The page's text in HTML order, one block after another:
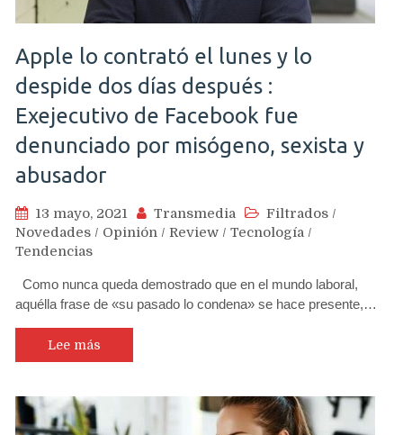
Apple lo contrató el lunes y lo
despide dos días después :
Exejecutivo de Facebook fue
denunciado por misógeno, sexista y
abusador
13 mayo, 2021 Transmedia Filtrados /
Novedades / Opinión / Review / Tecnología /
Tendencias
Como nunca queda demostrado que en el mundo laboral,
aquélla frase de «su pasado lo condena» se hace presente,…
Lee más